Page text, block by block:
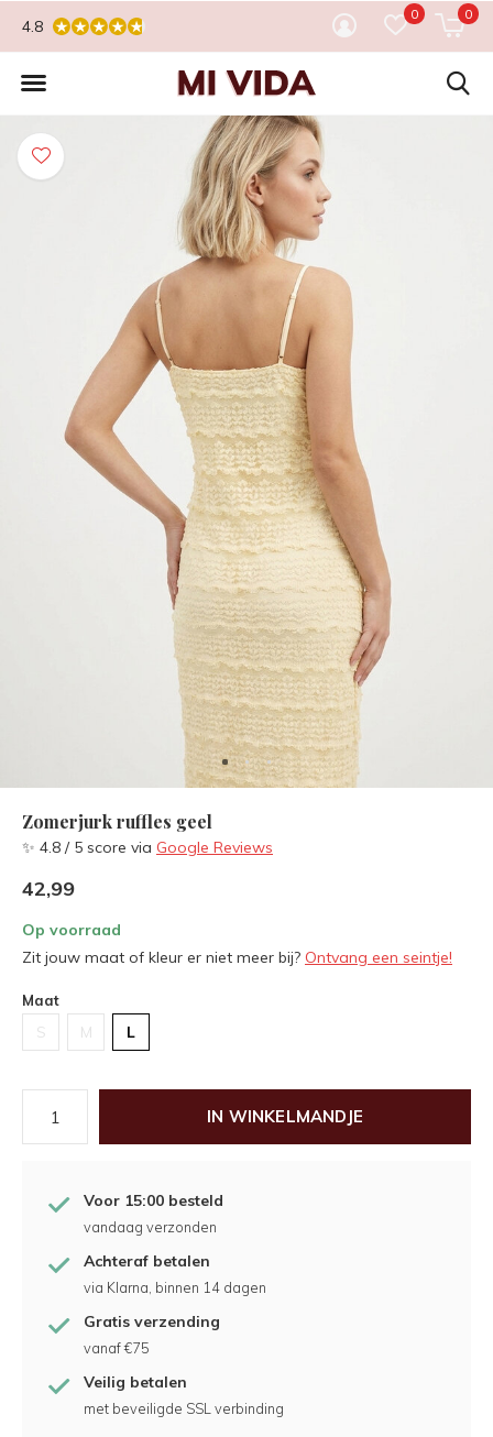
0 0
4.8
Zomerjurk ruffles geel
✨ 4.8 / 5 score via Google Reviews
42,99
Op voorraad
Zit jouw maat of kleur er niet meer bij? Ontvang een seintje!
Maat
S M L
IN WINKELMANDJE
Voor 15:00 besteld
vandaag verzonden
Achteraf betalen
via Klarna, binnen 14 dagen
Gratis verzending
vanaf €75
Veilig betalen
met beveiligde SSL verbinding